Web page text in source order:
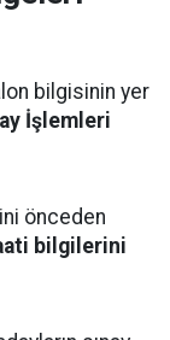
bilgisinin yer
İşlemleri
önceden
bilgilerini